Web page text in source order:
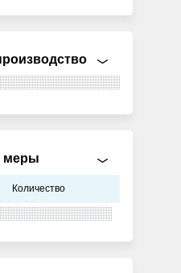
меры
Количество